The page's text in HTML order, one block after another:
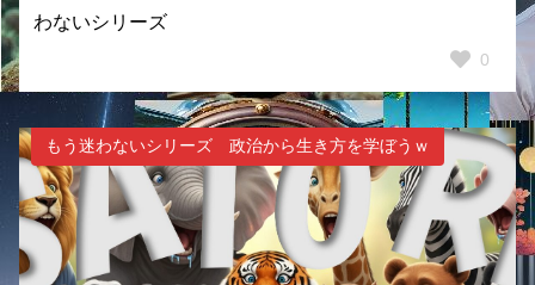
わないシリーズ
0
もう迷わないシリーズ 政治から生き方を学ぼうｗ